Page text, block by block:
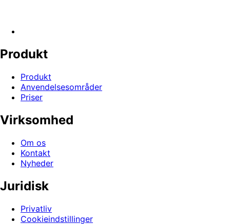
Produkt
Produkt
Anvendelsesområder
Priser
Virksomhed
Om os
Kontakt
Nyheder
Juridisk
Privatliv
Cookieindstillinger